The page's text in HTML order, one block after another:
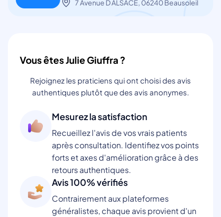
7 Avenue D ALSACE, 06240 Beausoleil
Vous êtes Julie Giuffra ?
Rejoignez les praticiens qui ont choisi des avis
authentiques plutôt que des avis anonymes.
Mesurez la satisfaction
Recueillez l'avis de vos vrais patients
après consultation. Identifiez vos points
forts et axes d'amélioration grâce à des
retours authentiques.
Avis 100% vérifiés
Contrairement aux plateformes
généralistes, chaque avis provient d'un